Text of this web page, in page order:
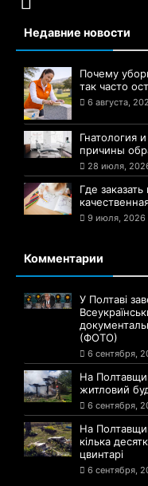
Недавние новости
Почему
так часто
6 августа,
Гнатология
причины
28 июля,
Где
9 июля, 2026
Комментарии
У Полтаві
(ФОТО)
6 сентября,
На
житловий
6 сентября,
На
кілька
цвинтарі
6 сентября,